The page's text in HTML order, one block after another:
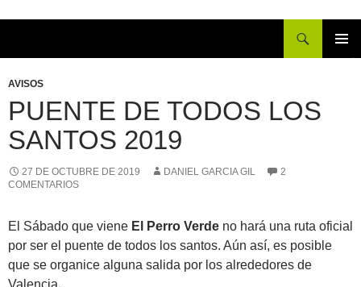
CONTENIDO
AVISOS
PUENTE DE TODOS LOS
SANTOS 2019
27 DE OCTUBRE DE 2019 DANIEL GARCIA GIL
2
COMENTARIOS
El Sábado que viene El Perro Verde no hará una ruta oficial
por ser el puente de todos los santos. Aún así, es posible
que se organice alguna salida por los alrededores de
Valencia.